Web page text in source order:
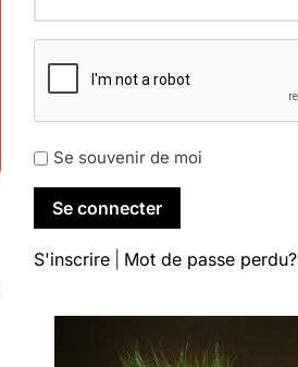
Se souvenir de moi
S'inscrire Mot de passe perdu?